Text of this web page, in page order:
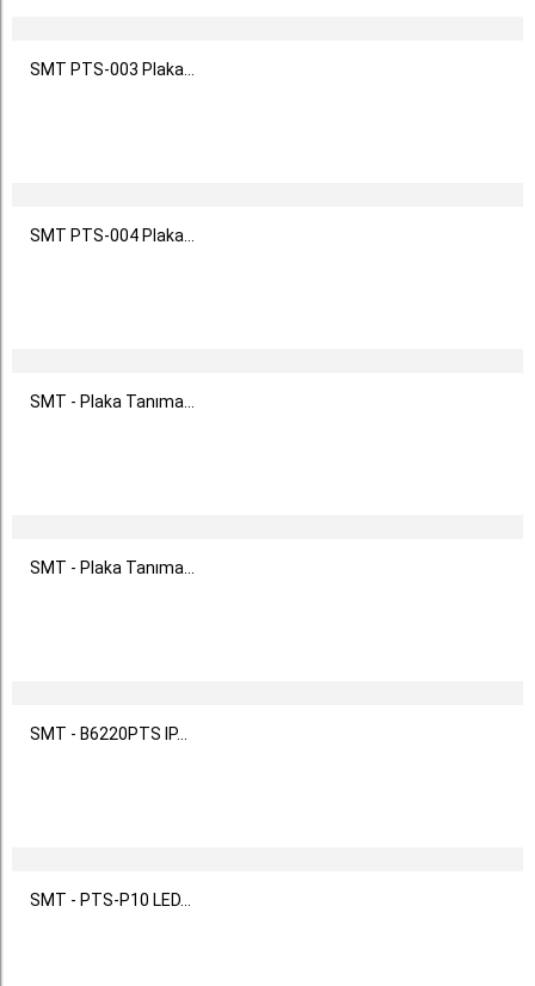
SMT PTS-003 Plaka...
SMT PTS-004 Plaka...
SMT - Plaka Tanıma...
SMT - Plaka Tanıma...
SMT - B6220PTS IP...
SMT - PTS-P10 LED...